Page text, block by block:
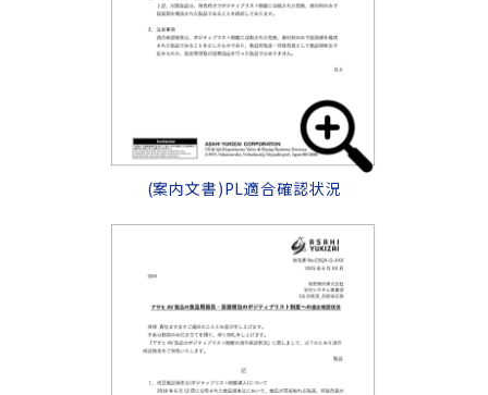
(案内文書)PL適合確認状況